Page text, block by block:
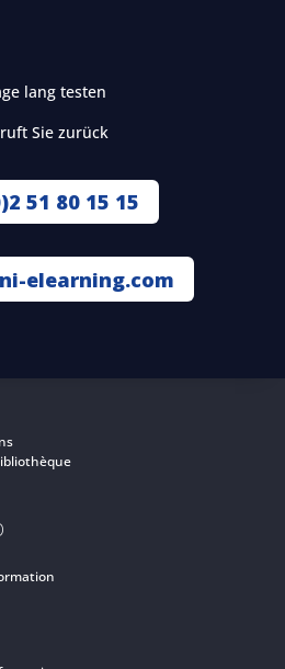
lang testen
Sie zurück
51 80 15 15
elearning.com